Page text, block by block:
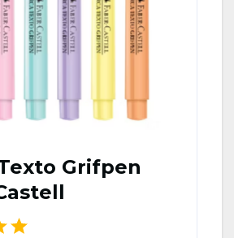
Grifpen